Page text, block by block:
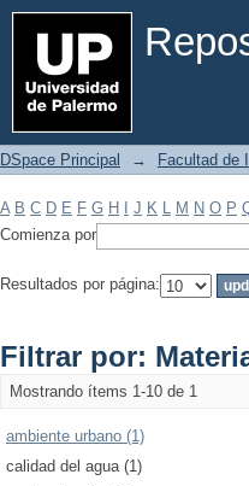
Filtrar por: Materia
DSpace Principal → Facultad de
A B C D E F G H J K L M N O P
Comienza por
Resultados por página:
Filtrar por:
Mostrando ítems 1-10 de 1
ambiente urbano (1)
calidad del agua (1)